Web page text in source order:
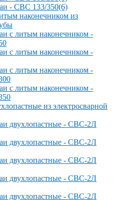
- СВС 133/350(6)
наконечником из
с литым наконечником -
с литым наконечником -
с литым наконечником -
с литым наконечником -
из электросварной
двухлопастные - СВС-2Л
двухлопастные - СВС-2Л
двухлопастные - СВС-2Л
двухлопастные - СВС-2Л
двухлопастные - СВС-2Л